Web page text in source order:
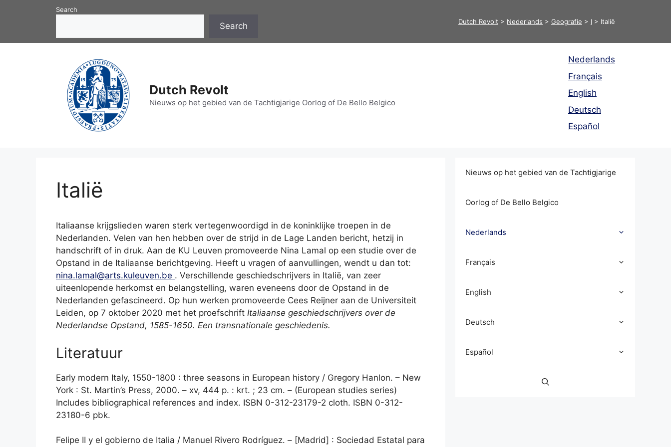
Dutch Revolt > Nederlands > Geografie > I > Italië
Search
Search
Dutch Revolt
Nieuws op het gebied van de Tachtigjarige Oorlog of De Bello Belgico
Nederlands
Français
English
Deutsch
Español
Italië
Italiaanse krijgslieden waren sterk vertegenwoordigd in de koninklijke troepen in de
Nederlanden. Velen van hen hebben over de strijd in de Lage Landen bericht, hetzij in
handschrift of in druk. Aan de KU Leuven promoveerde Nina Lamal op een studie over de
Opstand in de Italiaanse berichtgeving. Heeft u vragen of aanvullingen, wendt u dan tot:
nina.lamal@arts.kuleuven.be . Verschillende geschiedschrijvers in Italië, van zeer
uiteenlopende herkomst en belangstelling, waren eveneens door de Opstand in de
Nederlanden gefascineerd. Op hun werken promoveerde Cees Reijner aan de Universiteit
Leiden, op 7 oktober 2020 met het proefschrift Italiaanse geschiedschrijvers over de
Nederlandse Opstand, 1585-1650. Een transnationale geschiedenis.
Literatuur
Early modern Italy, 1550-1800 : three seasons in European history / Gregory Hanlon. – New
York : St. Martin’s Press, 2000. – xv, 444 p. : krt. ; 23 cm. – (European studies series)
Includes bibliographical references and index. ISBN 0-312-23179-2 cloth. ISBN 0-312-
23180-6 pbk.
Felipe II y el gobierno de Italia / Manuel Rivero Rodríguez. – [Madrid] : Sociedad Estatal para
Nieuws op het gebied van de Tachtigjarige
Oorlog of De Bello Belgico
Nederlands
Français
English
Deutsch
Español